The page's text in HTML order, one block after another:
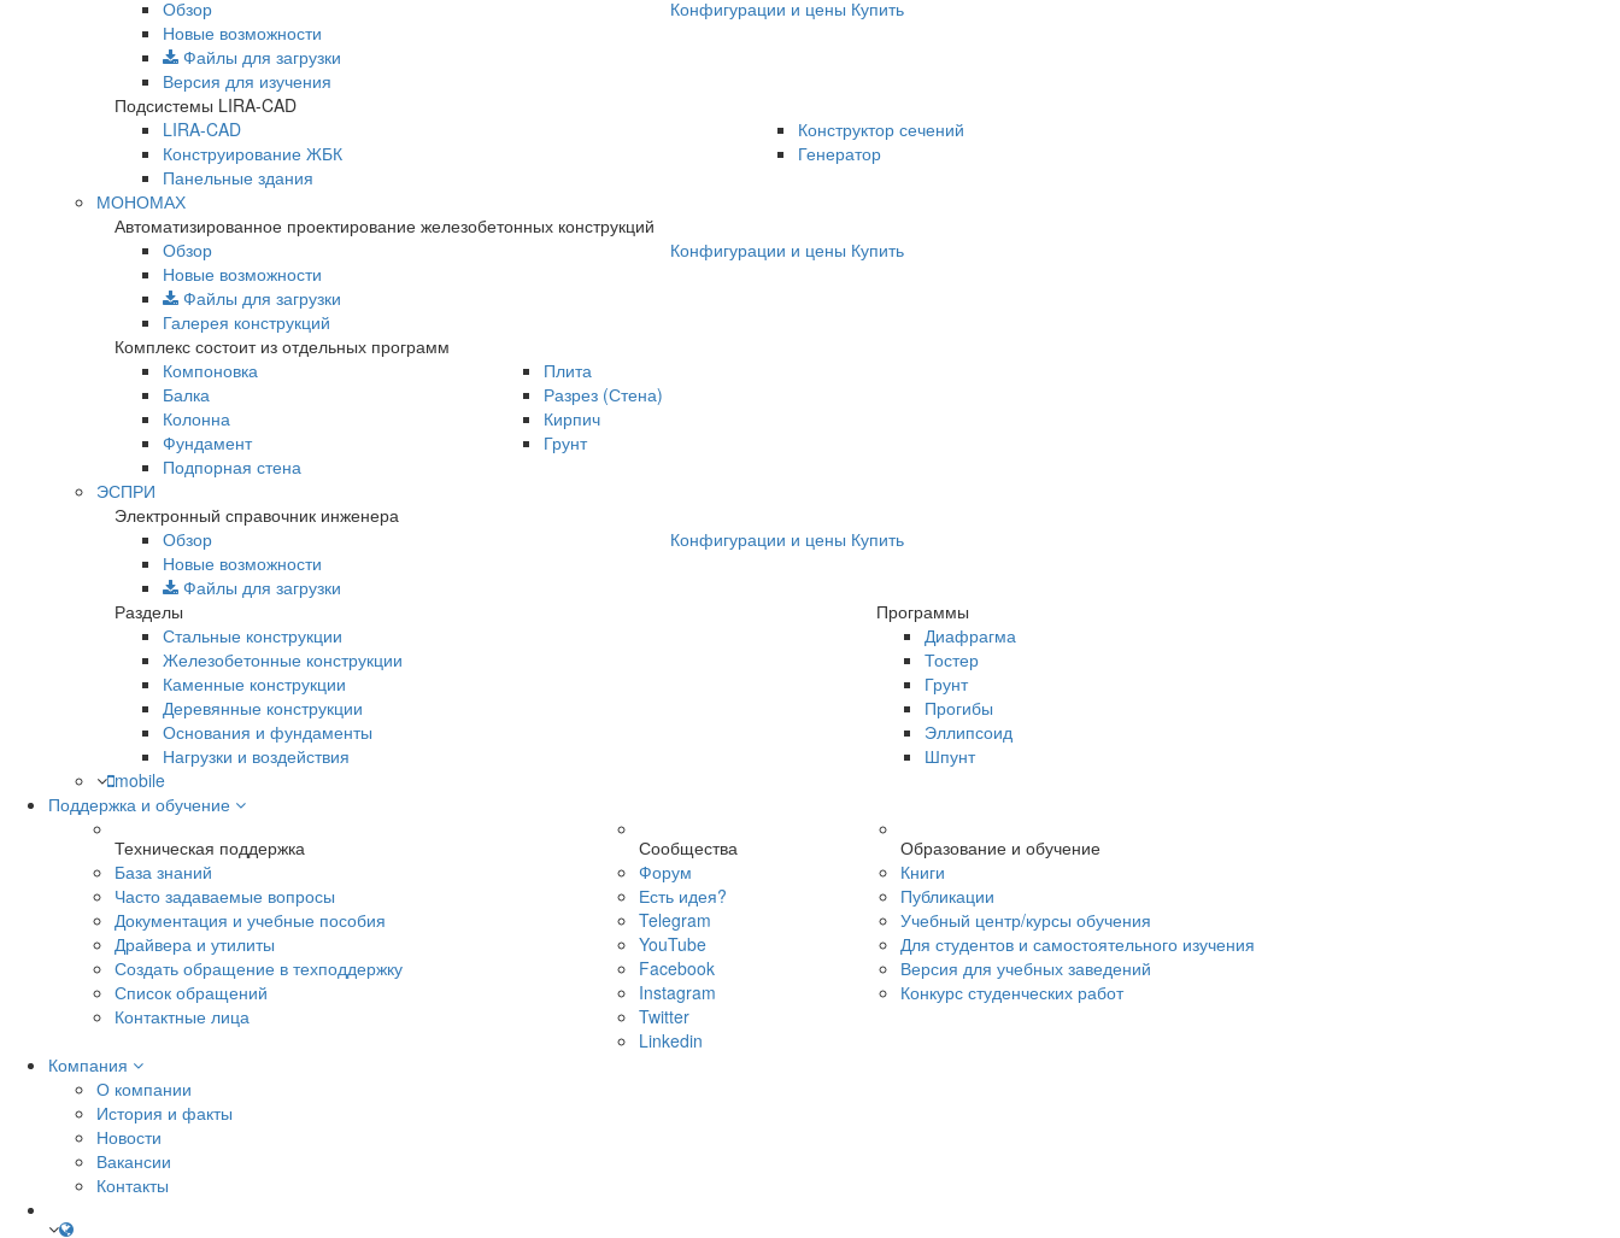
Обзор
Новые возможности
Файлы для загрузки
Версия для изучения
Конфигурации и цены Купить
Подсистемы LIRA-CAD
LIRA-CAD
Конструирование ЖБК
Панельные здания
Конструктор сечений
Генератор
МОНОМАХ
Автоматизированное проектирование железобетонных конструкций
Обзор
Новые возможности
Файлы для загрузки
Галерея конструкций
Конфигурации и цены Купить
Комплекс состоит из отдельных программ
Компоновка
Балка
Колонна
Фундамент
Подпорная стена
Плита
Разрез (Стена)
Кирпич
Грунт
ЭСПРИ
Электронный справочник инженера
Обзор
Новые возможности
Файлы для загрузки
Конфигурации и цены Купить
Разделы
Программы
Стальные конструкции
Железобетонные конструкции
Каменные конструкции
Деревянные конструкции
Основания и фундаменты
Нагрузки и воздействия
Диафрагма
Тостер
Грунт
Прогибы
Эллипсоид
Шпунт
mobile
Поддержка и обучение
Техническая поддержка
База знаний
Часто задаваемые вопросы
Документация и учебные пособия
Драйвера и утилиты
Создать обращение в техподдержку
Список обращений
Контактные лица
Сообщества
Форум
Есть идея?
Telegram
YouTube
Facebook
Instagram
Twitter
Linkedin
Образование и обучение
Книги
Публикации
Учебный центр/курсы обучения
Для студентов и самостоятельного изучения
Версия для учебных заведений
Конкурс студенческих работ
Компания
О компании
История и факты
Новости
Вакансии
Контакты